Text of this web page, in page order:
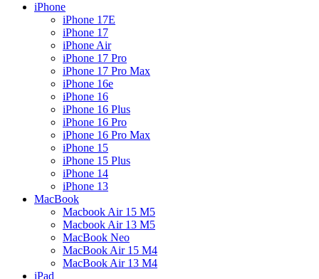
iPhone
iPhone 17E
iPhone 17
iPhone Air
iPhone 17 Pro
iPhone 17 Pro Max
iPhone 16e
iPhone 16
iPhone 16 Plus
iPhone 16 Pro
iPhone 16 Pro Max
iPhone 15
iPhone 15 Plus
iPhone 14
iPhone 13
MacBook
Macbook Air 15 M5
Macbook Air 13 M5
MacBook Neo
MacBook Air 15 M4
MacBook Air 13 M4
iPad